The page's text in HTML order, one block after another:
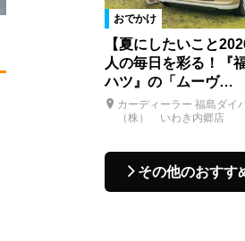
おでかけ
【夏にしたいこと
人の毎日を彩る！『
ハツ』の「ムーヴ…
カーディーラー 福島ダイ
（株） いわき内郷店
その他のおすす